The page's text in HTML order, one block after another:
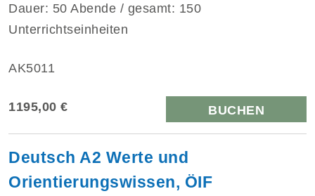
Dauer: 50 Abende / gesamt: 150
Unterrichtseinheiten
AK5011
1195,00 € BUCHEN
Deutsch A2 Werte und
Orientierungswissen, ÖIF